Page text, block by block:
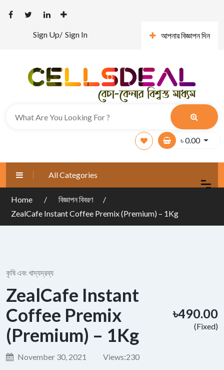
Sign Up/ Sign In আপনার বিজ্ঞাপন দিন
৳0.00
All Categories
Home
বিজ্ঞাপন বিবরণ
ZealCafe Instant Coffee Premix (Premium) – 1Kg
কৃষি এবং খাদ্যদ্রব্য
ZealCafe Instant
Coffee Premix
(Premium) – 1Kg
November 30, 2021 Views:230
৳490.00
(Fixed)